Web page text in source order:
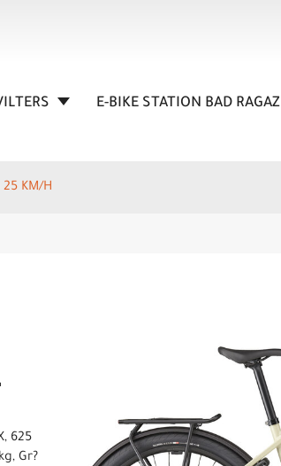
E-BIKE STATION BAD RAGAZ
25 KM/H
625
Gr?